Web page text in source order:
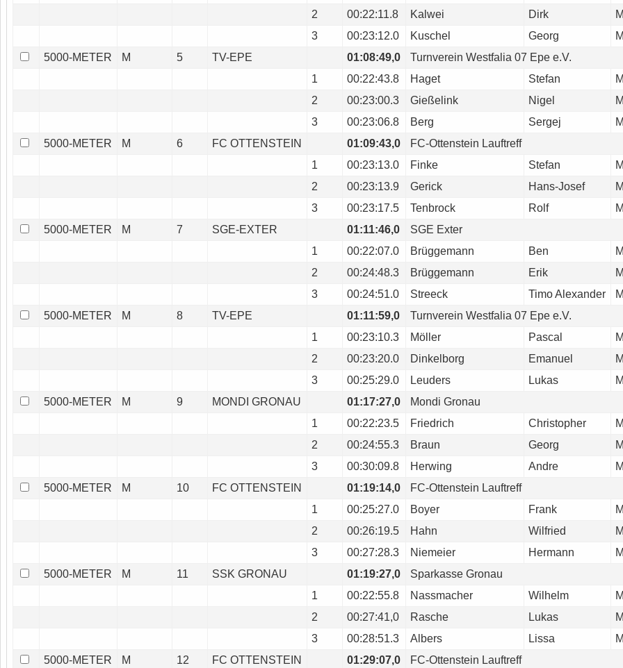
2
00:22:11.8 Kalwei Dirk M
3
00:23:12.0 Kuschel Georg M
5000-METER
M 5 TV-EPE 01:08:49,0
Turnverein Westfalia 07 Epe e.V.
1
00:22:43.8 Haget Stefan M
2
00:23:00.3 Gießelink Nigel M
3
00:23:06.8 Berg Sergej M
5000-METER
M 6 FC OTTENSTEIN 01:09:43,0
FC-Ottenstein Lauftreff
1
00:23:13.0 Finke Stefan M
2
00:23:13.9 Gerick Hans-Josef M
3
00:23:17.5 Tenbrock Rolf M
5000-METER
M 7 SGE-EXTER 01:11:46,0
SGE Exter
1
00:22:07.0 Brüggemann Ben M
2
00:24:48.3 Brüggemann Erik M
3
00:24:51.0 Streeck Timo Alexander M
5000-METER
M 8 TV-EPE 01:11:59,0
Turnverein Westfalia 07 Epe e.V.
1
00:23:10.3 Möller Pascal M
2
00:23:20.0 Dinkelborg Emanuel M
3
00:25:29.0 Leuders Lukas M
5000-METER
M 9 MONDI GRONAU 01:17:27,0
Mondi Gronau
1
00:22:23.5 Friedrich Christopher M
2
00:24:55.3 Braun Georg M
3
00:30:09.8 Herwing Andre M
5000-METER
M 10 FC OTTENSTEIN 01:19:14,0
FC-Ottenstein Lauftreff
1
00:25:27.0 Boyer Frank M
2
00:26:19.5 Hahn Wilfried M
3
00:27:28.3 Niemeier Hermann M
5000-METER
M 11 SSK GRONAU 01:19:27,0
Sparkasse Gronau
1
00:22:55.8 Nassmacher Wilhelm M
2
00:27:41,0 Rasche Lukas M
3
00:28:51.3 Albers Lissa M
5000-METER
M 12 FC OTTENSTEIN 01:29:07,0 FC-Ottenstein Lauftreff